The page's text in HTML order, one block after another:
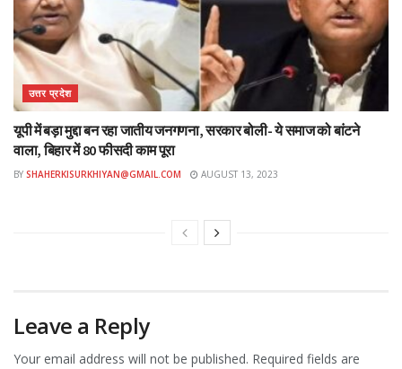
उत्तर प्रदेश
यूपी में बड़ा मुद्दा बन रहा जातीय जनगणना, सरकार बोली- ये समाज को बांटने
वाला, बिहार में 80 फीसदी काम पूरा
BY SHAHERKISURKHIYAN@GMAIL.COM AUGUST 13, 2023
Leave a Reply
Your email address will not be published. Required fields are